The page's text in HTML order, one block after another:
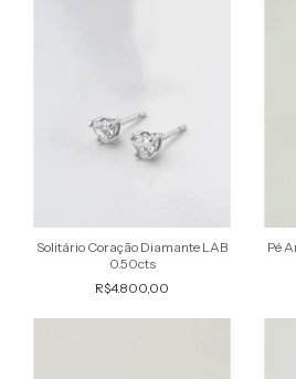
Solitário Coração Diamante LAB
0.50cts
R$4.800,00
Pé